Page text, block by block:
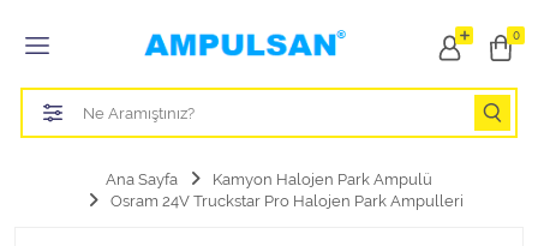
0
Tüm Kategoriler
Led Aydınlatma Ampulü
Otomobil Halojen Far Ampulü
Ana Sayfa
Kamyon Halojen Park Ampulü
Osram 24V Truckstar Pro Halojen Park Ampulleri